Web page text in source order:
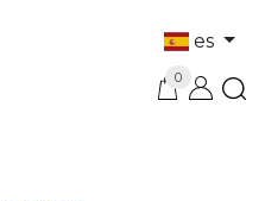
es
0